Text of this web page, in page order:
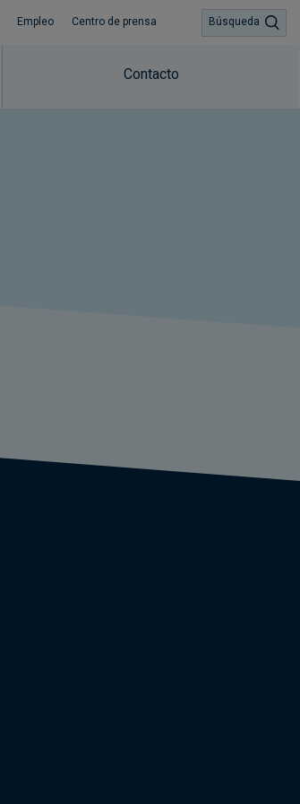
Empleo Centro de prensa
Contacto
Búsqueda